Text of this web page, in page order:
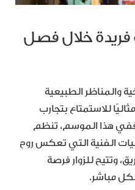
فريدة خلال فصل
والمناظر الطبيعية
للاستمتاع بتجارب
هذا الموسم، تنظم
الفنية التي تعكس روح
وتتيح للزوار فرصة
مباشر.